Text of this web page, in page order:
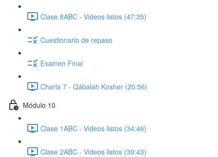
Clase 8ABC - Videos listos (47:35)
Cuestionario de repaso
Examen Final
Charla 7 - Qábalah Kosher (20:56)
Módulo 10
Clase 1ABC - Videos listos (34:46)
Clase 2ABC - Videos listos (39:43)